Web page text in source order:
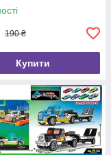
190 ₴
Купити